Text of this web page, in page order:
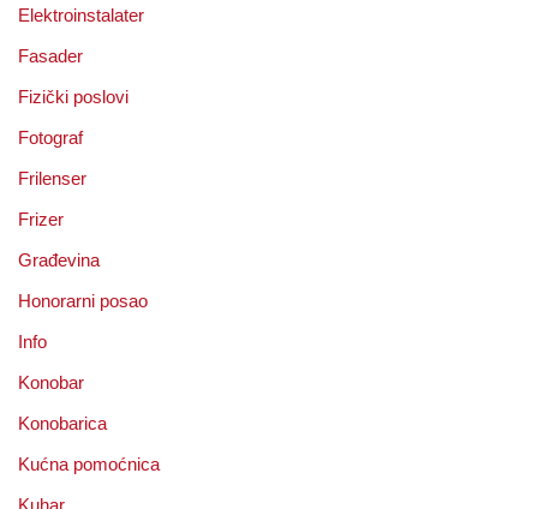
Elektroinstalater
Fasader
Fizički poslovi
Fotograf
Frilenser
Frizer
Građevina
Honorarni posao
Info
Konobar
Konobarica
Kućna pomoćnica
Kuhar